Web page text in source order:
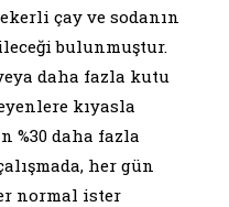
çay ve sodanın
bulunmuştur.
daha fazla kutu
kıyasla
%30 daha fazla
her gün
normal ister